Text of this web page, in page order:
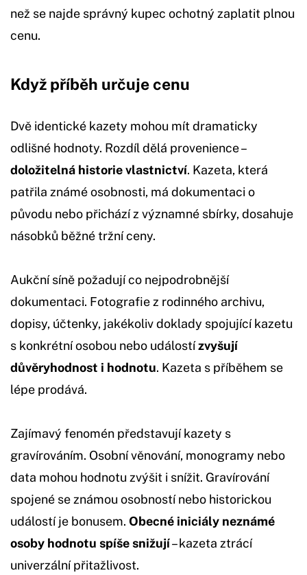
než se najde správný kupec ochotný zaplatit plnou
cenu.
Když příběh určuje cenu
Dvě identické kazety mohou mít dramaticky
odlišné hodnoty. Rozdíl dělá provenience –
doložitelná historie vlastnictví. Kazeta, která
patřila známé osobnosti, má dokumentaci o
původu nebo přichází z významné sbírky, dosahuje
násobků běžné tržní ceny.
Aukční síně požadují co nejpodrobnější
dokumentaci. Fotografie z rodinného archivu,
dopisy, účtenky, jakékoliv doklady spojující kazetu
s konkrétní osobou nebo událostízvyšují
důvěryhodnost i hodnotu. Kazeta s příběhem se
lépe prodává.
Zajímavý fenomén představují kazety s
gravírováním. Osobní věnování, monogramy nebo
data mohou hodnotu zvýšit i snížit. Gravírování
spojené se známou osobností nebo historickou
událostí je bonusem. Obecné iniciály neznámé
osoby hodnotu spíše snižují– kazeta ztrácí
univerzální přitažlivost.